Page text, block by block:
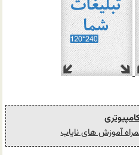
آموزش های نایاب